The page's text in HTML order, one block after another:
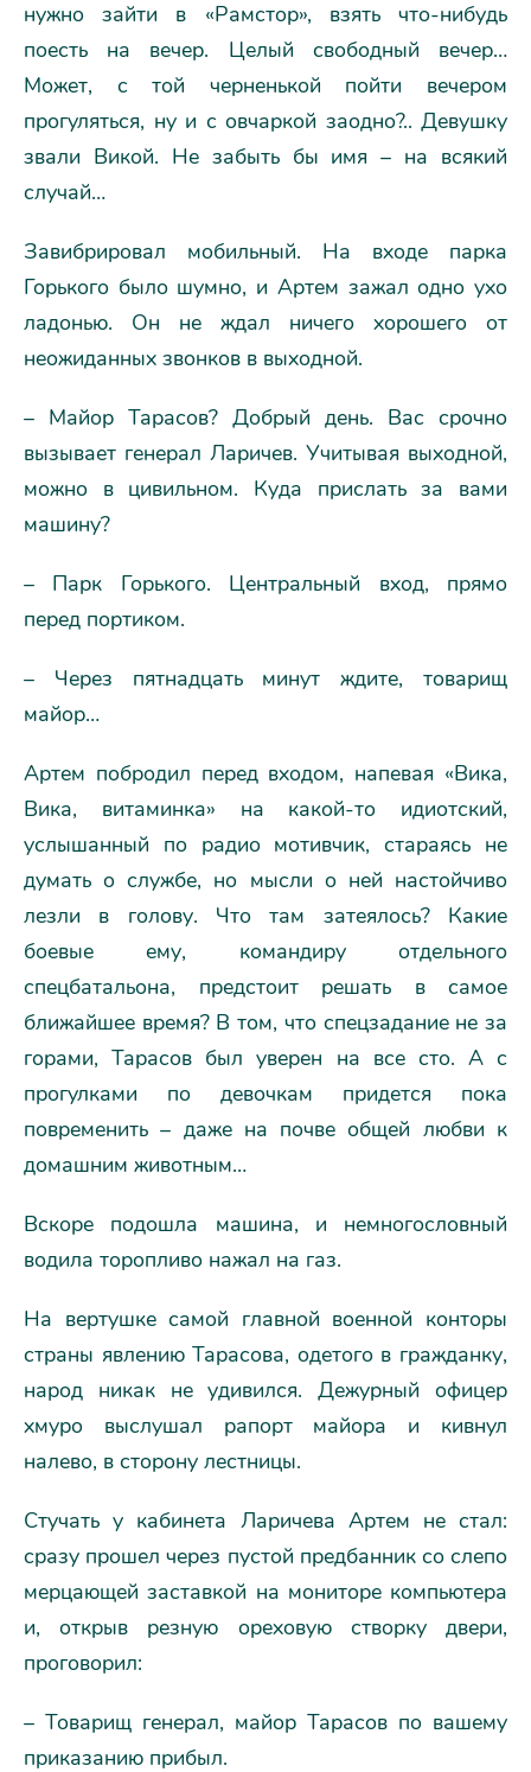
нужно зайти в «Рамстор», взять что-нибудь
поесть на вечер. Целый свободный вечер…
Может, с той черненькой пойти вечером
прогуляться, ну и с овчаркой заодно?.. Девушку
звали Викой. Не забыть бы имя – на всякий
случай…
Завибрировал мобильный. На входе парка
Горького было шумно, и Артем зажал одно ухо
ладонью. Он не ждал ничего хорошего от
неожиданных звонков в выходной.
– Майор Тарасов? Добрый день. Вас срочно
вызывает генерал Ларичев. Учитывая выходной,
можно в цивильном. Куда прислать за вами
машину?
– Парк Горького. Центральный вход, прямо
перед портиком.
– Через пятнадцать минут ждите, товарищ
майор…
Артем побродил перед входом, напевая «Вика,
Вика, витаминка» на какой-то идиотский,
услышанный по радио мотивчик, стараясь не
думать о службе, но мысли о ней настойчиво
лезли в голову. Что там затеялось? Какие
боевые ему, командиру отдельного
спецбатальона, предстоит решать в самое
ближайшее время? В том, что спецзадание не за
горами, Тарасов был уверен на все сто. А с
прогулками по девочкам придется пока
повременить – даже на почве общей любви к
домашним животным…
Вскоре подошла машина, и немногословный
водила торопливо нажал на газ.
На вертушке самой главной военной конторы
страны явлению Тарасова, одетого в гражданку,
народ никак не удивился. Дежурный офицер
хмуро выслушал рапорт майора и кивнул
налево, в сторону лестницы.
Стучать у кабинета Ларичева Артем не стал:
сразу прошел через пустой предбанник со слепо
мерцающей заставкой на мониторе компьютера
и, открыв резную ореховую створку двери,
проговорил:
– Товарищ генерал, майор Тарасов по вашему
приказанию прибыл.